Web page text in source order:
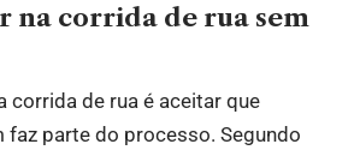
na corrida de rua sem
corrida de rua é aceitar que
faz parte do processo. Segundo